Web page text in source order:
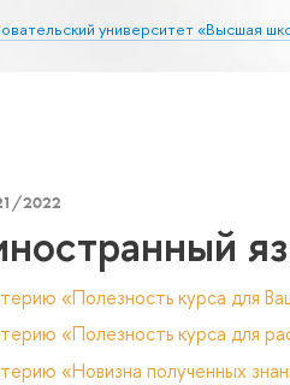
университет «Высшая
2022
«Полезность курса для
«Полезность курса для
«Новизна полученных